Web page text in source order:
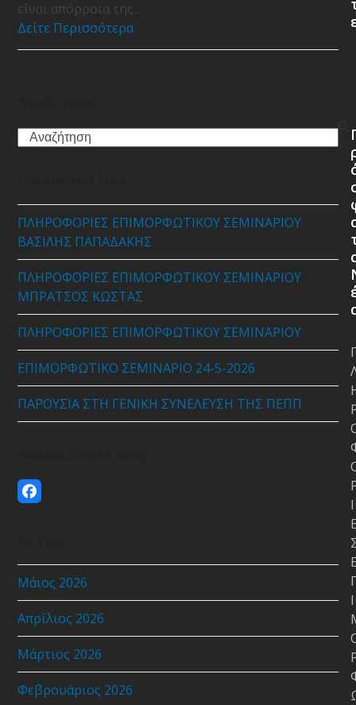
είναι απόρροια της…
Δείτε Περισσότερα
Search
ΠΛΗΡΟΦΟΡΙΕΣ ΕΠΙΜΟΡΦΩΤΙΚΟΥ ΣΕΜΙΝΑΡΙΟΥ
ΒΑΣΙΛΗΣ ΠΑΠΑΔΑΚΗΣ
ΠΛΗΡΟΦΟΡΙΕΣ ΕΠΙΜΟΡΦΩΤΙΚΟΥ ΣΕΜΙΝΑΡΙΟΥ
ΜΠΡΑΤΣΟΣ ΚΩΣΤΑΣ
ΠΛΗΡΟΦΟΡΙΕΣ ΕΠΙΜΟΡΦΩΤΙΚΟΥ ΣΕΜΙΝΑΡΙΟΥ
ΕΠΙΜΟΡΦΩΤΙΚΟ ΣΕΜΙΝΑΡΙΟ 24-5-2026
ΠΑΡΟΥΣΙΑ ΣΤΗ ΓΕΝΙΚΗ ΣΥΝΕΛΕΥΣΗ ΤΗΣ ΠΕΠΠ
Facebook
Μάιος 2026
Απρίλιος 2026
Μάρτιος 2026
Φεβρουάριος 2026
Ι
Ι